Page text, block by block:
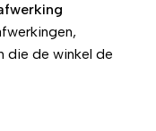
die de winkel de